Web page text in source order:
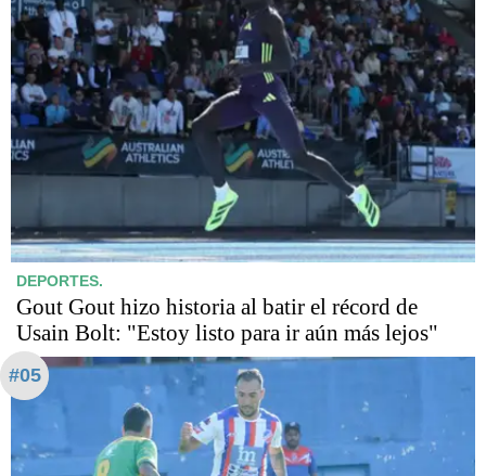
DEPORTES.
Gout Gout hizo historia al batir el récord de
Usain Bolt: "Estoy listo para ir aún más lejos"
#05